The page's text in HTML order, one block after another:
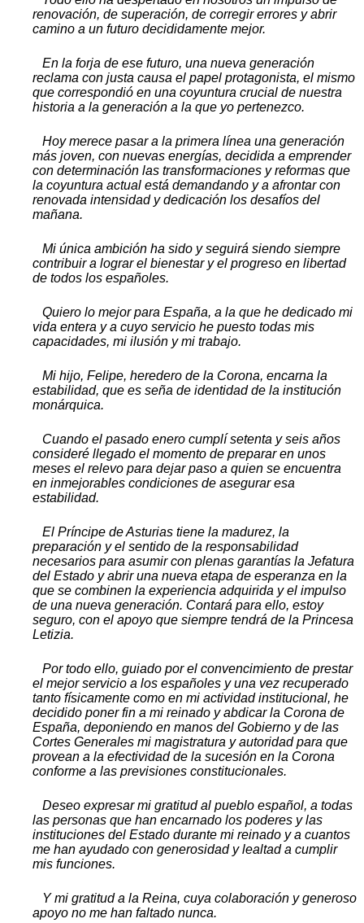
renovación, de superación, de corregir errores y abrir
camino a un futuro decididamente mejor.
En la forja de ese futuro, una nueva generación
reclama con justa causa el papel protagonista, el mismo
que correspondió en una coyuntura crucial de nuestra
historia a la generación a la que yo pertenezco.
Hoy merece pasar a la primera línea una generación
más joven, con nuevas energías, decidida a emprender
con determinación las transformaciones y reformas que
la coyuntura actual está demandando y a afrontar con
renovada intensidad y dedicación los desafíos del
mañana.
Mi única ambición ha sido y seguirá siendo siempre
contribuir a lograr el bienestar y el progreso en libertad
de todos los españoles.
Quiero lo mejor para España, a la que he dedicado mi
vida entera y a cuyo servicio he puesto todas mis
capacidades, mi ilusión y mi trabajo.
Mi hijo, Felipe, heredero de la Corona, encarna la
estabilidad, que es seña de identidad de la institución
monárquica.
Cuando el pasado enero cumplí setenta y seis años
consideré llegado el momento de preparar en unos
meses el relevo para dejar paso a quien se encuentra
en inmejorables condiciones de asegurar esa
estabilidad.
El Príncipe de Asturias tiene la madurez, la
preparación y el sentido de la responsabilidad
necesarios para asumir con plenas garantías la Jefatura
del Estado y abrir una nueva etapa de esperanza en la
que se combinen la experiencia adquirida y el impulso
de una nueva generación. Contará para ello, estoy
seguro, con el apoyo que siempre tendrá de la Princesa
Letizia.
Por todo ello, guiado por el convencimiento de prestar
el mejor servicio a los españoles y una vez recuperado
tanto físicamente como en mi actividad institucional, he
decidido poner fin a mi reinado y abdicar la Corona de
España, deponiendo en manos del Gobierno y de las
Cortes Generales mi magistratura y autoridad para que
provean a la efectividad de la sucesión en la Corona
conforme a las previsiones constitucionales.
Deseo expresar mi gratitud al pueblo español, a todas
las personas que han encarnado los poderes y las
instituciones del Estado durante mi reinado y a cuantos
me han ayudado con generosidad y lealtad a cumplir
mis funciones.
Y mi gratitud a la Reina, cuya colaboración y generoso
apoyo no me han faltado nunca.